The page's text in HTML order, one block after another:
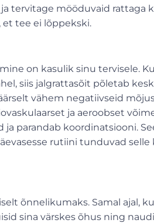
tervitage mööduvaid rattaga
tee ei lõppekski.
on kasulik sinu tervisele.
siis jalgrattasõit põletab
vähem negatiivseid
ja aeroobset
parandab koordinatsiooni.
rutiini tunduvad selle
õnnelikumaks. Samal ajal,
sina värskes õhus ning